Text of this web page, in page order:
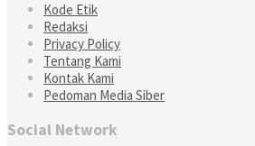
Kode Etik
Redaksi
Privacy Policy
Tentang Kami
Kontak Kami
Pedoman Media Siber
Social Network